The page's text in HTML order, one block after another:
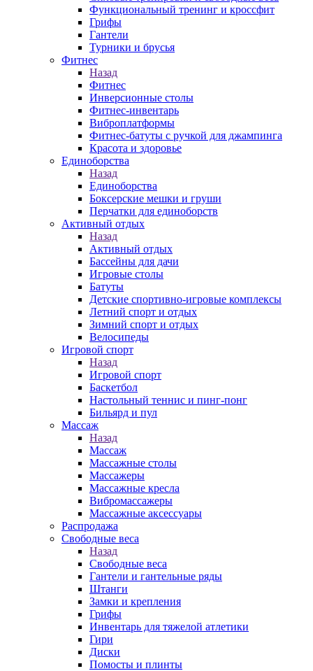
Функциональный тренинг и кроссфит
Грифы
Гантели
Турники и брусья
Фитнес
Назад
Фитнес
Инверсионные столы
Фитнес-инвентарь
Виброплатформы
Фитнес-батуты с ручкой для джампинга
Красота и здоровье
Единоборства
Назад
Единоборства
Боксерские мешки и груши
Перчатки для единоборств
Активный отдых
Назад
Активный отдых
Бассейны для дачи
Игровые столы
Батуты
Детские спортивно-игровые комплексы
Летний спорт и отдых
Зимний спорт и отдых
Велосипеды
Игровой спорт
Назад
Игровой спорт
Баскетбол
Настольный теннис и пинг-понг
Бильярд и пул
Массаж
Назад
Массаж
Массажные столы
Массажеры
Массажные кресла
Вибромассажеры
Массажные аксессуары
Распродажа
Свободные веса
Назад
Свободные веса
Гантели и гантельные ряды
Штанги
Замки и крепления
Грифы
Инвентарь для тяжелой атлетики
Гири
Диски
Помосты и плинты